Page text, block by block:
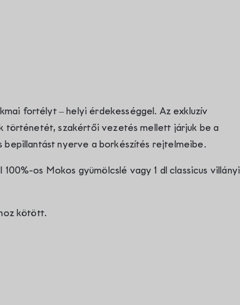
fortélyt – helyi érdekességgel. Az exkluzív
történetét, szakértői vezetés mellett járjuk be a
bepillantást nyerve a borkészítés rejtelmeibe.
os Mokos gyümölcslé vagy 1 dl classicus villányi
kötött.